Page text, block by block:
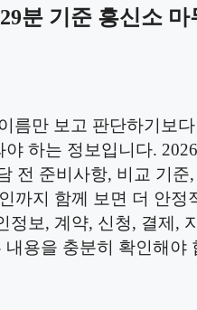
분 기준 흥신소
름만 보고 판단하기보
하는 정보입니다.
전 준비사항, 비교 기준
까지 함께 보면 더 안정
정보, 계약, 신청, 결제,
용을 충분히 확인해야